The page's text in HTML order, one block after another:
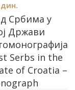
Србима у
Држави
Serbs in the
of Croatia –
дин.